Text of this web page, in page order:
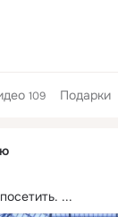
109 Подарки
...